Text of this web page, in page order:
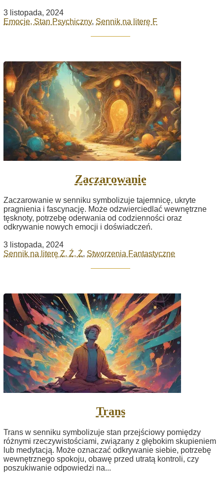
3 listopada, 2024
Emocje, Stan Psychiczny, Sennik na literę F
Zaczarowanie
Zaczarowanie w senniku symbolizuje tajemnicę, ukryte
pragnienia i fascynację. Może odzwierciedlać wewnętrzne
tęsknoty, potrzebę oderwania od codzienności oraz
odkrywanie nowych emocji i doświadczeń.
3 listopada, 2024
Sennik na literę Z, Ź, Ż, Stworzenia Fantastyczne
Trans
Trans w senniku symbolizuje stan przejściowy pomiędzy
różnymi rzeczywistościami, związany z głębokim skupieniem
lub medytacją. Może oznaczać odkrywanie siebie, potrzebę
wewnętrznego spokoju, obawę przed utratą kontroli, czy
poszukiwanie odpowiedzi na...